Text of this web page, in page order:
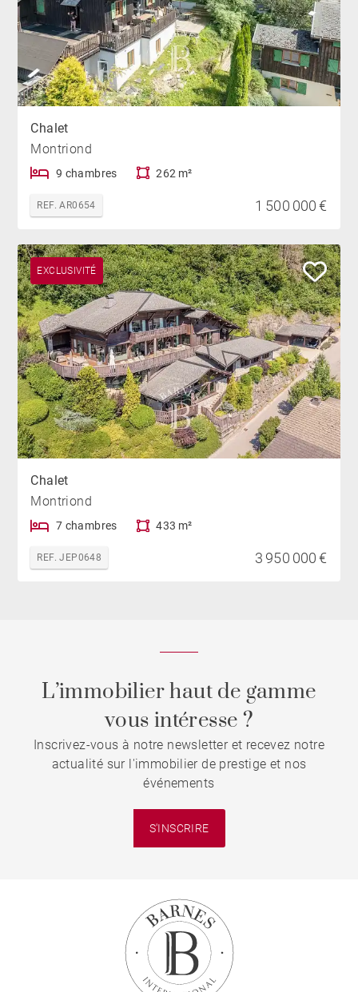
Chalet
Montriond
9 chambres 262 m²
REF. AR0654 1 500 000 €
EXCLUSIVITÉ
Chalet
Montriond
7 chambres 433 m²
REF. JEP0648 3 950 000 €
L’immobilier haut de gamme
vous intéresse ?
Inscrivez-vous à notre newsletter et recevez notre
actualité sur l'immobilier de prestige et nos
événements
S'INSCRIRE